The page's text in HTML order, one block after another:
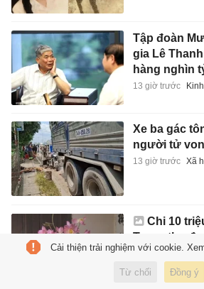
Tập đoàn
gia Lê
hàng nghìn
13 giờ trước
Xe ba gác
người tử
13 giờ trước Xã
Chi 10
Trung thu
thật
13 giờ trước Ẩm
Cải thiện trải nghiệm với cookie.
Từ chối Đồng ý